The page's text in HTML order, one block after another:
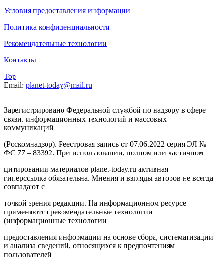
Условия предоставления информации
Политика конфиденциальности
Рекомендательные технологии
Контакты
Top
Email: planet-today@mail.ru
Зарегистрировано Федеральной службой по надзору в сфере
связи, информационных технологий и массовых
коммуникаций
(Роскомнадзор). Реестровая запись от 07.06.2022 серия ЭЛ №
ФС 77 – 83392. При использовании, полном или частичном
цитировании материалов planet-today.ru активная
гиперссылка обязательна. Мнения и взгляды авторов не всегда
совпадают с
точкой зрения редакции. На информационном ресурсе
применяются рекомендательные технологии
(информационные технологии
предоставления информации на основе сбора, систематизации
и анализа сведений, относящихся к предпочтениям
пользователей